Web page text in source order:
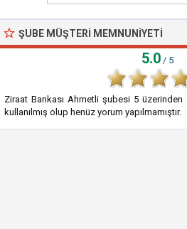
ŞUBE MÜŞTERI MEMNUNIYETI
5.0 / 5
Ziraat Bankası Ahmetli şubesi 5 üzerinden
kullanılmış olup henüz yorum yapılmamıştır.